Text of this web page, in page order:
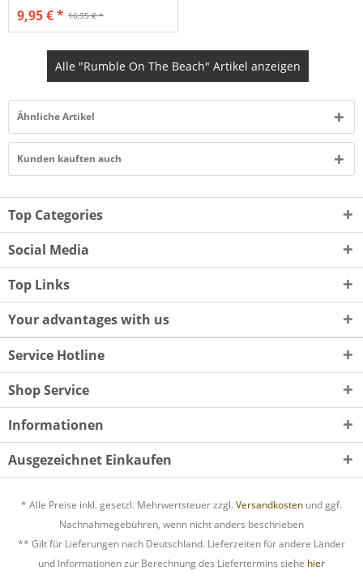
16,95 € *
9,95 € *
Alle "Rumble On The Beach" Artikel anzeigen
Ähnliche Artikel
Kunden kauften auch
Top Categories
Social Media
Top Links
Your advantages with us
Service Hotline
Shop Service
Informationen
Ausgezeichnet Einkaufen
* Alle Preise inkl. gesetzl. Mehrwertsteuer zzgl. Versandkosten und ggf.
Nachnahmegebühren, wenn nicht anders beschrieben
** Gilt für Lieferungen nach Deutschland. Lieferzeiten für andere Länder
und Informationen zur Berechnung des Liefertermins siehe hier